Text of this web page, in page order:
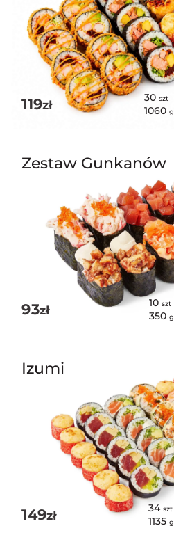
119zł
30 szt
1060 g
Zestaw Gunkanów
93zł
10 szt
350 g
Izumi
149zł
34 szt
1135 g